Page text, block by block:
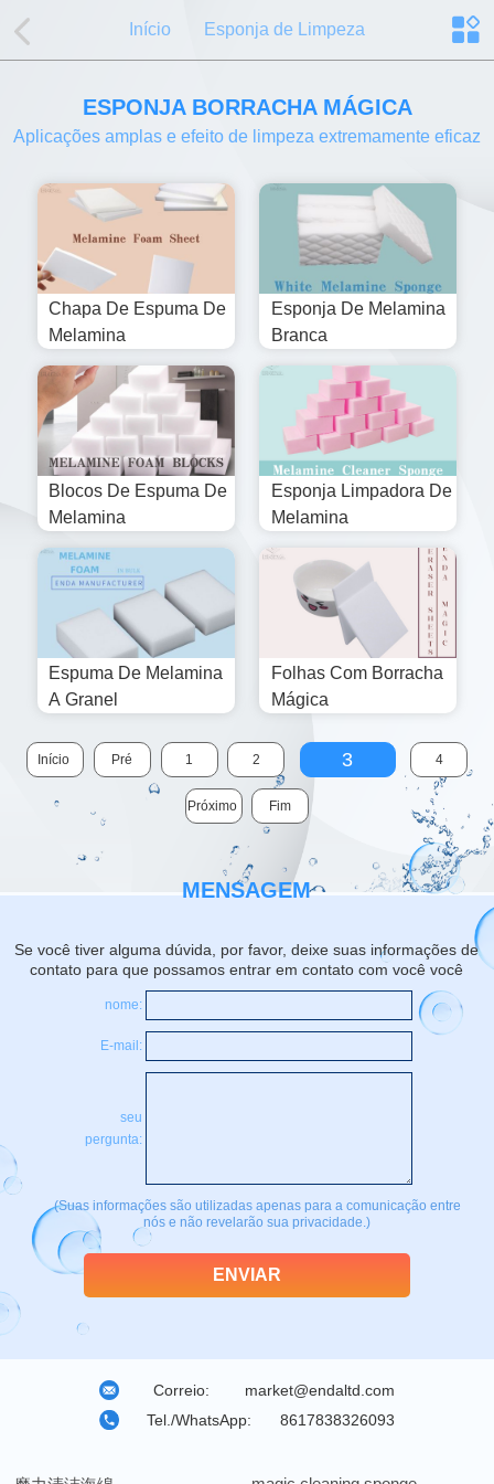
Início Esponja de Limpeza
ESPONJA BORRACHA MÁGICA
Aplicações amplas e efeito de limpeza extremamente eficaz
Chapa De Espuma De
Melamina
Esponja De Melamina
Branca
Blocos De Espuma De
Melamina
Esponja Limpadora De
Melamina
Espuma De Melamina
A Granel
Folhas Com Borracha
Mágica
Início Pré 1 2 3 4
Próximo Fim
MENSAGEM
Se você tiver alguma dúvida, por favor, deixe suas informações de
contato para que possamos entrar em contato com você você
nome:
E-mail:
seu
pergunta:
(Suas informações são utilizadas apenas para a comunicação entre
nós e não revelarão sua privacidade.)
Correio:
market@endaltd.com
Tel./WhatsApp:
8617838326093